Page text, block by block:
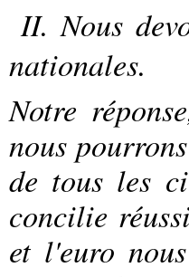
II. Nous
nationales.
Notre
nous
de tous les
concilie
et l'euro